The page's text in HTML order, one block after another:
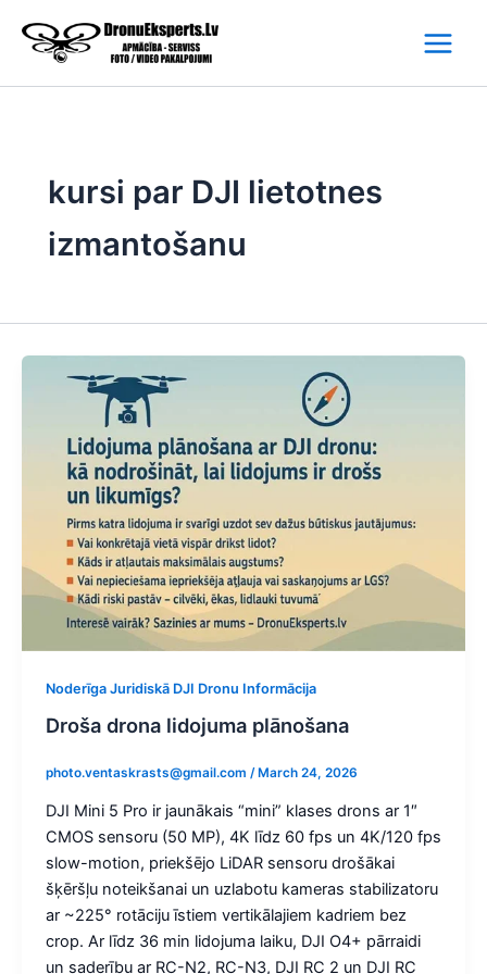
content
kursi par DJI lietotnes
izmantošanu
Noderīga Juridiskā DJI Dronu Informācija
Droša drona lidojuma plānošana
photo.ventaskrasts@gmail.com / March 24, 2026
DJI Mini 5 Pro ir jaunākais “mini” klases drons ar 1″
CMOS sensoru (50 MP), 4K līdz 60 fps un 4K/120 fps
slow-motion, priekšējo LiDAR sensoru drošākai
šķēršļu noteikšanai un uzlabotu kameras stabilizatoru
ar ~225° rotāciju īstiem vertikālajiem kadriem bez
crop. Ar līdz 36 min lidojuma laiku, DJI O4+ pārraidi
un saderību ar RC-N2, RC-N3, DJI RC 2 un DJI RC